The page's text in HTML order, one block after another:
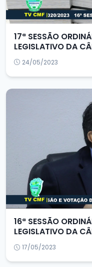
17ª SESSÃO
LEGISLATIVO DA
FORQUILHA/CE
24/05/2023
16ª SESSÃO
LEGISLATIVO DA
FORQUILHA/CE
17/05/2023